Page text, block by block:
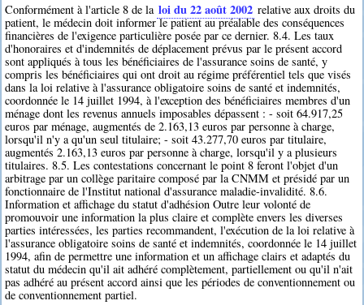
Conformément à l'article 8 de la loi du 22 août 2002 relative aux droits du
patient, le médecin doit informer le patient au préalable des conséquences
financières de l'exigence particulière posée par ce dernier. 8.4. Les taux
d'honoraires et d'indemnités de déplacement prévus par le présent accord
sont appliqués à tous les bénéficiaires de l'assurance soins de santé, y
compris les bénéficiaires qui ont droit au régime préférentiel tels que visés
dans la loi relative à l'assurance obligatoire soins de santé et indemnités,
coordonnée le 14 juillet 1994, à l'exception des bénéficiaires membres d'un
ménage dont les revenus annuels imposables dépassent : - soit 64.917,25
euros par ménage, augmentés de 2.163,13 euros par personne à charge,
lorsqu'il n'y a qu'un seul titulaire; - soit 43.277,70 euros par titulaire,
augmentés 2.163,13 euros par personne à charge, lorsqu'il y a plusieurs
titulaires. 8.5. Les contestations concernant le point 8 feront l'objet d'un
arbitrage par un collège paritaire composé par la CNMM et présidé par un
fonctionnaire de l'Institut national d'assurance maladie-invalidité. 8.6.
Information et affichage du statut d'adhésion Outre leur volonté de
promouvoir une information la plus claire et complète envers les diverses
parties intéressées, les parties recommandent, l'exécution de la loi relative à
l'assurance obligatoire soins de santé et indemnités, coordonnée le 14 juillet
1994, afin de permettre une information et un affichage clairs et adaptés du
statut du médecin qu'il ait adhéré complètement, partiellement ou qu'il n'ait
pas adhéré au présent accord ainsi que les périodes de conventionnement ou
de conventionnement partiel.